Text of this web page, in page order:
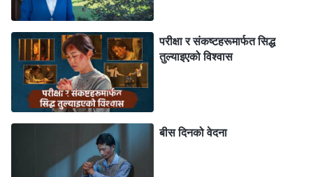
शरीरको माथिल्‍लो भाग पूरै सुन्निएको र दुखिरहेको थियो, र अलिकति
हलचल गर्दा पनि मेरो भित्री अङ्गहरू टुक्रा-टुक्रा हुन्छन् जस्तो
भान हुन्थ्यो। हरेक दिन मैले आफ्‍ना हातहरूले शरीरलाई कस्‍नुपर्थ्यो र
हरेक कदम होशियारीको साथ हिँड्नुपर्थ्यो। सुतेको बेला न त ढल्किनु
सहज हुन्थ्यो न त उठेर बस्‍नु। म घरि उठेर बस्थेँ, घरि ढल्‍केर,
अन्त्यमा कुनै तागत बाँकी रहँदैनथियो र केही समय त्यतिकै निदाउँथेँ।
समय बित्दै जाँदा, मेरो मुटु अत्यन्तै कमजोर हुँदै गयो, र मलाई म
बाँच्‍दिनँ जस्तो लाग्यो। मैले प्रार्थना गरी मलाई विश्‍वास दिनुहोस् भनी
परीक्षा र संकष्टहरूमार्फत सिद्ध
तुल्याइएको विश्‍वास
बीस दिनको वेदना